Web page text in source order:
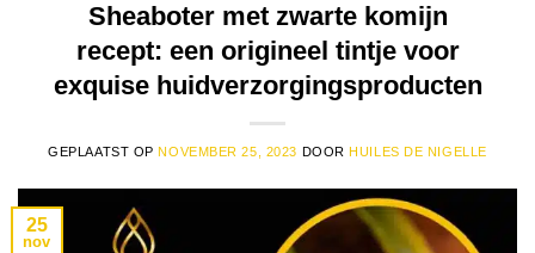
Sheaboter met zwarte komijn
recept: een origineel tintje voor
exquise huidverzorgingsproducten
GEPLAATST OPNOVEMBER 25, 2023 DOORHUILES DE NIGELLE
25
nov